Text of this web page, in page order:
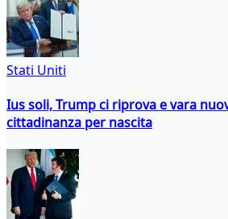
Stati Uniti
Ius soli, Trump ci riprova e vara
cittadinanza per nascita